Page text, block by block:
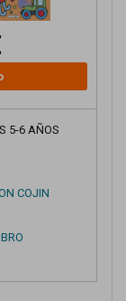
5-6 AÑOS
COJIN